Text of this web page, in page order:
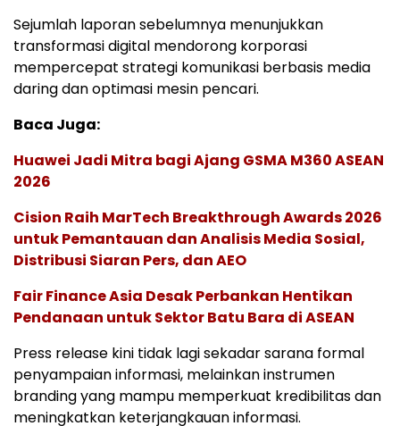
Sejumlah laporan sebelumnya menunjukkan
transformasi digital mendorong korporasi
mempercepat strategi komunikasi berbasis media
daring dan optimasi mesin pencari.
Baca Juga:
Huawei Jadi Mitra bagi Ajang GSMA M360 ASEAN
2026
Cision Raih MarTech Breakthrough Awards 2026
untuk Pemantauan dan Analisis Media Sosial,
Distribusi Siaran Pers, dan AEO
Fair Finance Asia Desak Perbankan Hentikan
Pendanaan untuk Sektor Batu Bara di ASEAN
Press release kini tidak lagi sekadar sarana formal
penyampaian informasi, melainkan instrumen
branding yang mampu memperkuat kredibilitas dan
meningkatkan keterjangkauan informasi.